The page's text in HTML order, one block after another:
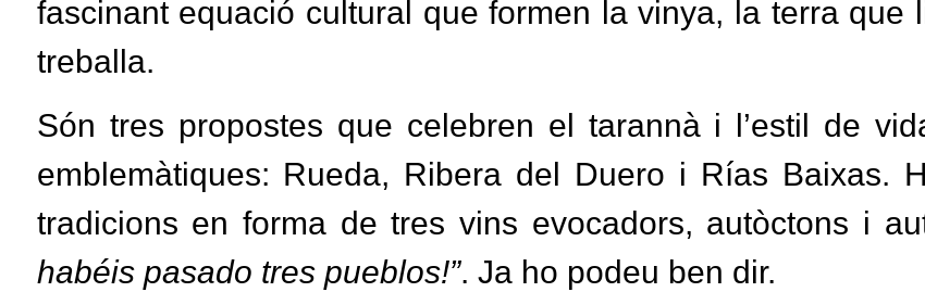
fascinant equació cultural que formen la vinya, la terra
treballa.
Són tres propostes que celebren el tarannà i l’estil de
emblemàtiques: Rueda, Ribera del Duero i Rías Baixas.
tradicions en forma de tres vins evocadors, autòctons i
habéis pasado tres pueblos!”. Ja ho podeu ben dir.